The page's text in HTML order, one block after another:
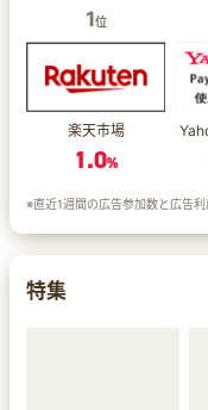
1位
楽天市場
1.0%
※直近1週間の広告参加数と広告利
特集